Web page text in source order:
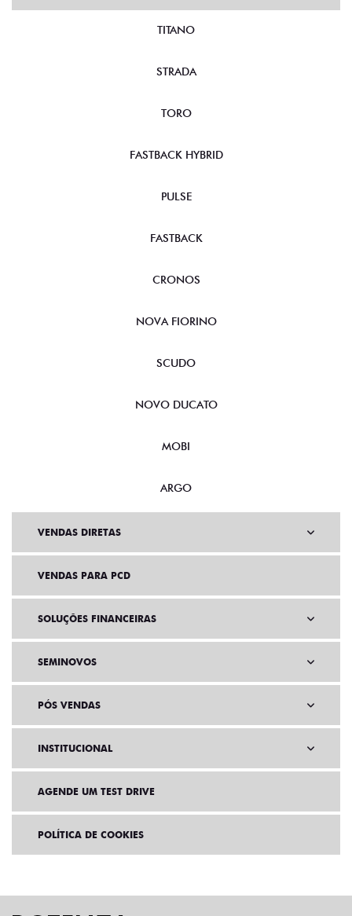
TITANO
STRADA
TORO
FASTBACK HYBRID
PULSE
FASTBACK
CRONOS
NOVA FIORINO
SCUDO
NOVO DUCATO
MOBI
ARGO
VENDAS DIRETAS
VENDAS PARA PCD
SOLUÇÕES FINANCEIRAS
SEMINOVOS
PÓS VENDAS
INSTITUCIONAL
AGENDE UM TEST DRIVE
POLÍTICA DE COOKIES